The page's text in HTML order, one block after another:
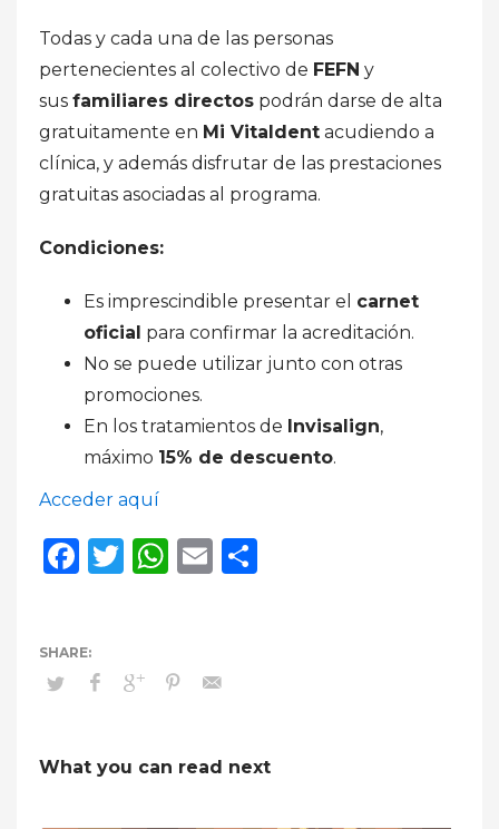
Todas y cada una de las personas
pertenecientes al colectivo de FEFN y
sus familiares directos podrán darse de alta
gratuitamente en Mi Vitaldent acudiendo a
clínica, y además disfrutar de las prestaciones
gratuitas asociadas al programa.
Condiciones:
Es imprescindible presentar el carnet
oficial para confirmar la acreditación.
No se puede utilizar junto con otras
promociones.
En los tratamientos de Invisalign,
máximo 15% de descuento.
Acceder aquí
Facebook
Twitter
WhatsApp
Email
What you can read next